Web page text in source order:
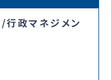
政マネジメン